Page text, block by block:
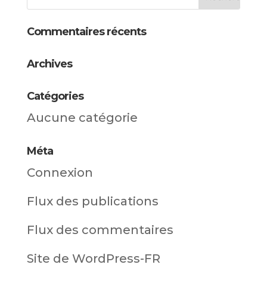
Commentaires récents
Archives
Catégories
Aucune catégorie
Méta
Connexion
Flux des publications
Flux des commentaires
Site de WordPress-FR